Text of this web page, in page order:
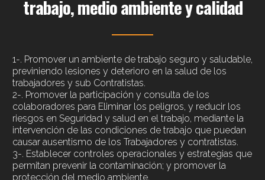
trabajo, medio ambiente y calidad
1-. Promover un ambiente de trabajo seguro y saludable,
previniendo lesiones y deterioro en la salud de los
trabajadores y sub Contratistas.
2-. Promover la participación y consulta de los
colaboradores para Eliminar los peligros, y reducir los
riesgos en Seguridad y salud en el trabajo, mediante la
intervención de las condiciones de trabajo que puedan
causar ausentismo de los Trabajadores y contratistas.
3-. Establecer controles operacionales y estrategias que
permitan prevenir la contaminación; y promover la
protección del medio ambiente.